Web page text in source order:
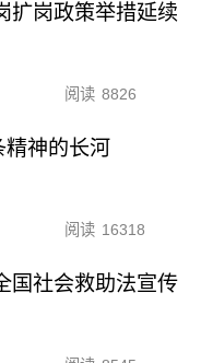
扩岗政策举措延续
阅读 8826
神的长河
阅读 16318
国社会救助法宣传